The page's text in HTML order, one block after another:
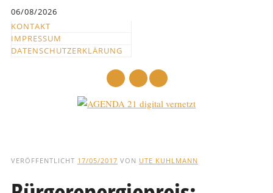
springen
06/08/2026
KONTAKT
IMPRESSUM
DATENSCHUTZERKLÄRUNG
und
Text
VERÖFFENTLICHT 17/05/2017 VON UTE KUHLMANN